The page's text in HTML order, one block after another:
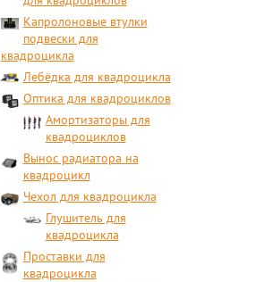
Капролоновые втулки
подвески для
квадроцикла
Лебёдка для квадроцикла
Оптика для квадроциклов
Амортизаторы для
квадроциклов
Вынос радиатора на
квадроцикл
Чехол для квадроцикла
Глушитель для
квадроцикла
Проставки для
квадроцикла